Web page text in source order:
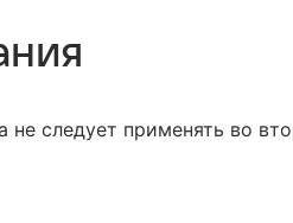
не следует применять во